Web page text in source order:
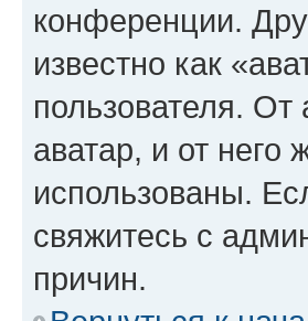
конференции.
известно как
пользователя.
аватар, и от него
использованы.
свяжитесь с
причин.